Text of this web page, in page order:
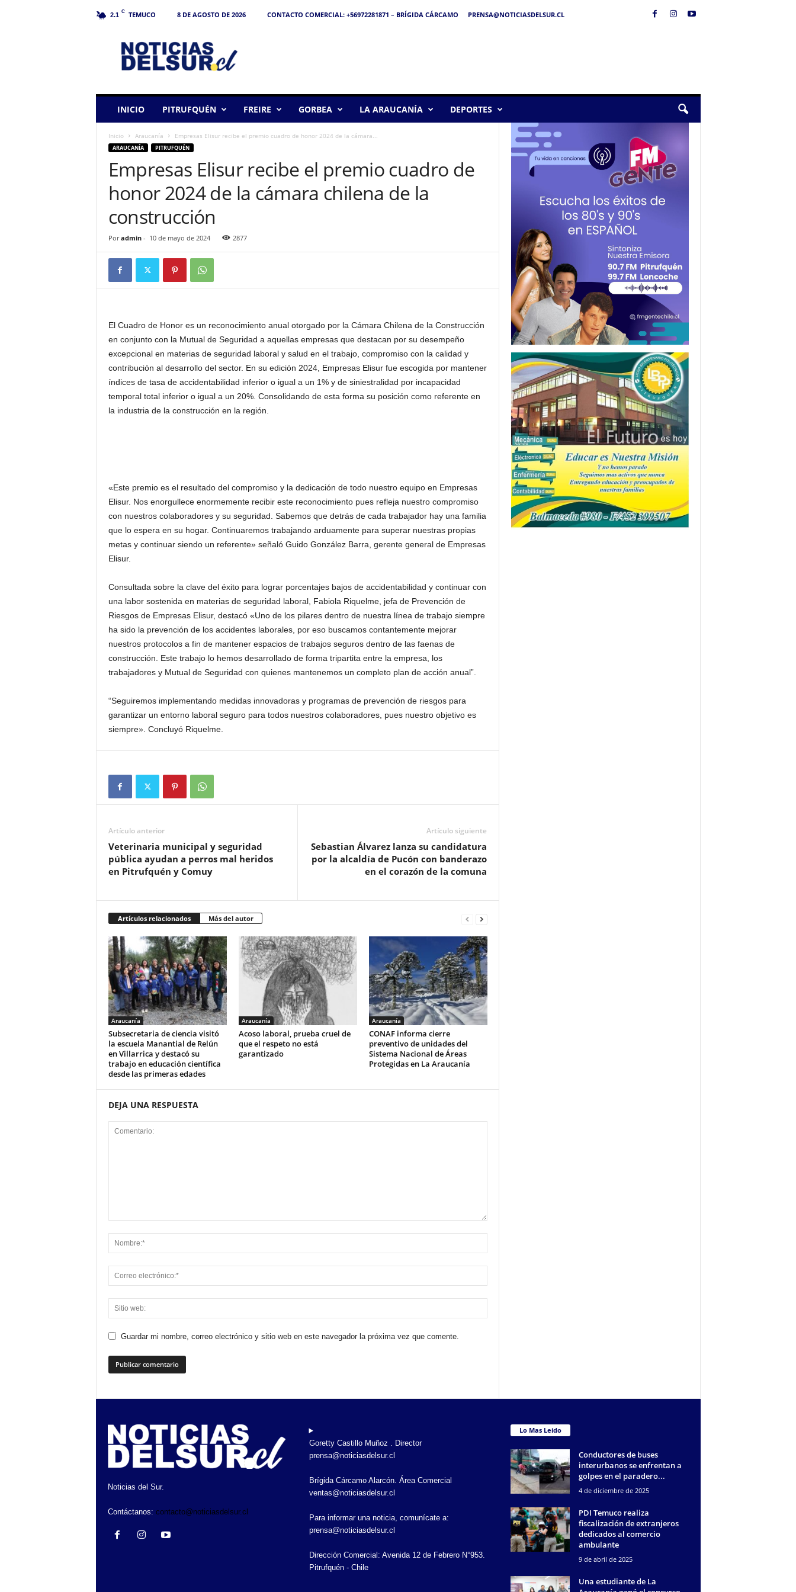
2.1 C TEMUCO 8 DE AGOSTO DE 2026 CONTACTO COMERCIAL: +56972281871 – BRÍGIDA CÁRCAMO
PRENSA@NOTICIASDELSUR.CL
INICIO PITRUFQUÉN FREIRE GORBEA LA ARAUCANÍA DEPORTES
Inicio Araucanía Empresas Elisur recibe el premio cuadro de honor 2024 de la cámara...
ARAUCANÍA PITRUFQUÉN
Empresas Elisur recibe el premio cuadro de
honor 2024 de la cámara chilena de la
construcción
Por admin- 10 de mayo de 2024 2877
El Cuadro de Honor es un reconocimiento anual otorgado por la Cámara Chilena de la Construcción
en conjunto con la Mutual de Seguridad a aquellas empresas que destacan por su desempeño
excepcional en materias de seguridad laboral y salud en el trabajo, compromiso con la calidad y
contribución al desarrollo del sector. En su edición 2024, Empresas Elisur fue escogida por mantener
índices de tasa de accidentabilidad inferior o igual a un 1% y de siniestralidad por incapacidad
temporal total inferior o igual a un 20%. Consolidando de esta forma su posición como referente en
la industria de la construcción en la región.
«Este premio es el resultado del compromiso y la dedicación de todo nuestro equipo en Empresas
Elisur. Nos enorgullece enormemente recibir este reconocimiento pues refleja nuestro compromiso
con nuestros colaboradores y su seguridad. Sabemos que detrás de cada trabajador hay una familia
que lo espera en su hogar. Continuaremos trabajando arduamente para superar nuestras propias
metas y continuar siendo un referente» señaló Guido González Barra, gerente general de Empresas
Elisur.
Consultada sobre la clave del éxito para lograr porcentajes bajos de accidentabilidad y continuar con
una labor sostenida en materias de seguridad laboral, Fabiola Riquelme, jefa de Prevención de
Riesgos de Empresas Elisur, destacó «Uno de los pilares dentro de nuestra línea de trabajo siempre
ha sido la prevención de los accidentes laborales, por eso buscamos contantemente mejorar
nuestros protocolos a fin de mantener espacios de trabajos seguros dentro de las faenas de
construcción. Este trabajo lo hemos desarrollado de forma tripartita entre la empresa, los
trabajadores y Mutual de Seguridad con quienes mantenemos un completo plan de acción anual”.
“Seguiremos implementando medidas innovadoras y programas de prevención de riesgos para
garantizar un entorno laboral seguro para todos nuestros colaboradores, pues nuestro objetivo es
siempre». Concluyó Riquelme.
Artículo anterior
Veterinaria municipal y seguridad
pública ayudan a perros mal heridos
en Pitrufquén y Comuy
Artículo siguiente
Sebastian Álvarez lanza su candidatura
por la alcaldía de Pucón con banderazo
en el corazón de la comuna
Artículos relacionados Más del autor
Araucanía
Subsecretaria de ciencia visitó
la escuela Manantial de Relún
en Villarrica y destacó su
trabajo en educación científica
desde las primeras edades
Araucanía
Acoso laboral, prueba cruel de
que el respeto no está
garantizado
Araucanía
CONAF informa cierre
preventivo de unidades del
Sistema Nacional de Áreas
Protegidas en La Araucanía
DEJA UNA RESPUESTA
Guardar mi nombre, correo electrónico y sitio web en este navegador la próxima vez que comente.
Noticias del Sur.
Contáctanos: contacto@noticiasdelsur.cl
Goretty Castillo Muñoz . Director
prensa@noticiasdelsur.cl
Brígida Cárcamo Alarcón. Área Comercial
ventas@noticiasdelsur.cl
Para informar una noticia, comunícate a:
prensa@noticiasdelsur.cl
Dirección Comercial: Avenida 12 de Febrero N°953.
Pitrufquén - Chile
Lo Mas Leido
Conductores de buses
interurbanos se enfrentan a
golpes en el paradero...
4 de diciembre de 2025
PDI Temuco realiza
fiscalización de extranjeros
dedicados al comercio
ambulante
9 de abril de 2025
Una estudiante de La